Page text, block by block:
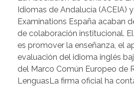
Idiomas de Andalucía (ACEIA)
Examinations España acaban
de colaboración institucional.
es promover la enseñanza, el
evaluación del idioma inglés
del Marco Común Europeo de
LenguasLa firma oficial ha